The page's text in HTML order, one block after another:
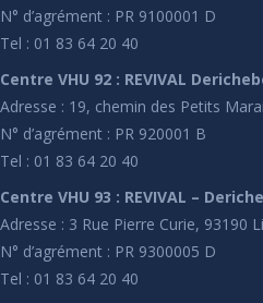
N° d’agrément : PR 9100001 D
Tel : 01 83 64 20 40
Centre VHU 92 : REVIVAL
Adresse : 19, chemin des Petits
N° d’agrément : PR 920001 B
Tel : 01 83 64 20 40
Centre VHU 93 : REVIVAL –
Adresse : 3 Rue Pierre Curie, 93190
N° d’agrément : PR 9300005 D
Tel : 01 83 64 20 40